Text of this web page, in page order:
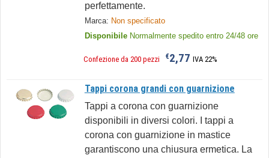
perfettamente.
Marca: Non specificato
Disponibile Normalmente spedito entro 24/48 ore
Confezione da 200 pezzi €2,77 IVA 22%
Tappi corona grandi con guarnizione
Tappi a corona con guarnizione
disponibili in diversi colori. I tappi a
corona con guarnizione in mastice
garantiscono una chiusura ermetica. La